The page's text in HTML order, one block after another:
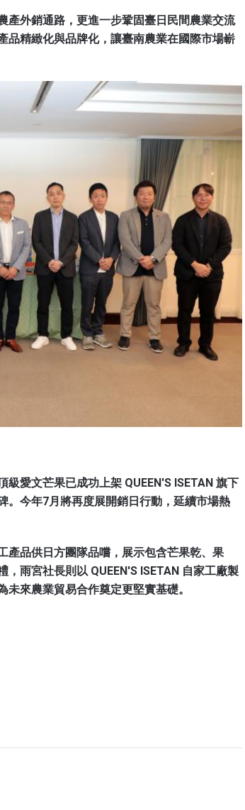
產外銷通路，更進一步鞏固臺日民間農業交流
品精緻化與品牌化，讓臺南農業在國際市場嶄
愛文芒果已成功上架 QUEEN'S ISETAN 旗下
。今年7月將再度展開銷日行動，延續市場熱
產品供日方團隊品嚐，展示包含芒果乾、果
雨宮社長則以 QUEEN'S ISETAN 自家工廠製
來農業貿易合作奠定更堅實基礎。